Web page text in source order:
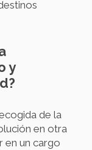
y
de la
en otra
en un cargo